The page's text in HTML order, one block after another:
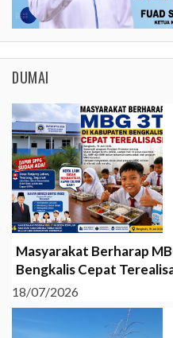
DUMAI
Masyarakat Berharap
Bengkalis Cepat
18/07/2026